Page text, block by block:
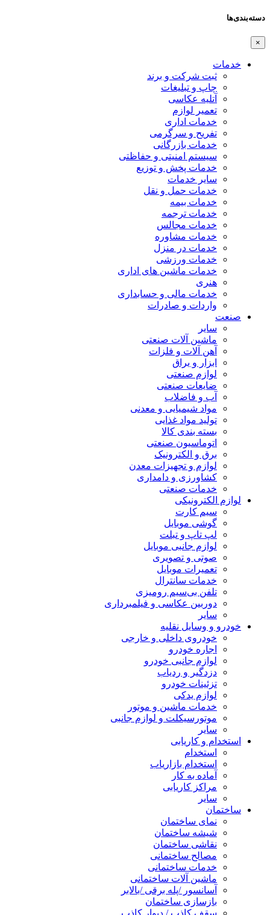
دسته‌بندی‌ها
×
خدمات
ثبت شرکت و برند
چاپ و تبلیغات
آتلیه عکاسی
تعمیر لوازم
خدمات اداری
تفریح و سرگرمی
خدمات بازرگانی
سیستم امنیتی و حفاظتی
خدمات پخش و توزیع
سایر خدمات
خدمات حمل و نقل
خدمات بیمه
خدمات ترجمه
خدمات مجالس
خدمات مشاوره
خدمات در منزل
خدمات ورزشی
خدمات ماشین های اداری
هنری
خدمات مالی و حسابداری
واردات و صادرات
صنعت
سایر
ماشین آلات صنعتی
آهن آلات و فلزات
ابزار و یراق
لوازم صنعتی
ضایعات صنعتی
آب و فاضلاب
مواد شیمیایی و معدنی
تولید مواد غذایی
بسته بندی کالا
اتوماسیون صنعتی
برق و الکترونیک
لوازم و تجهیزات معدن
کشاورزی و دامداری
خدمات صنعتی
لوازم الکترونیکی
سیم کارت
گوشی موبایل
لپ تاپ و تبلت
لوازم جانبی موبایل
صوتی و تصویری
تعمیرات موبایل
خدمات سانترال
تلفن بی‌سیم رومیزی
دوربین عکاسی و فیلمبرداری
سایر
خودرو و وسایل نقلیه
خودروی داخلی و خارجی
اجاره خودرو
لوازم جانبی خودرو
دزدگیر و ردیاب
تزئینات خودرو
لوازم یدکی
خدمات ماشین و موتور
موتورسیکلت و لوازم جانبی
سایر
استخدام و کاریابی
استخدام
استخدام بازاریاب
آماده به کار
مراکز کاریابی
سایر
ساختمان
نمای ساختمان
شیشه ساختمان
نقاشی ساختمان
مصالح ساختمانی
خدمات ساختمانی
ماشین آلات ساختمانی
آسانسور /پله برقی /بالابر
بازسازی ساختمان